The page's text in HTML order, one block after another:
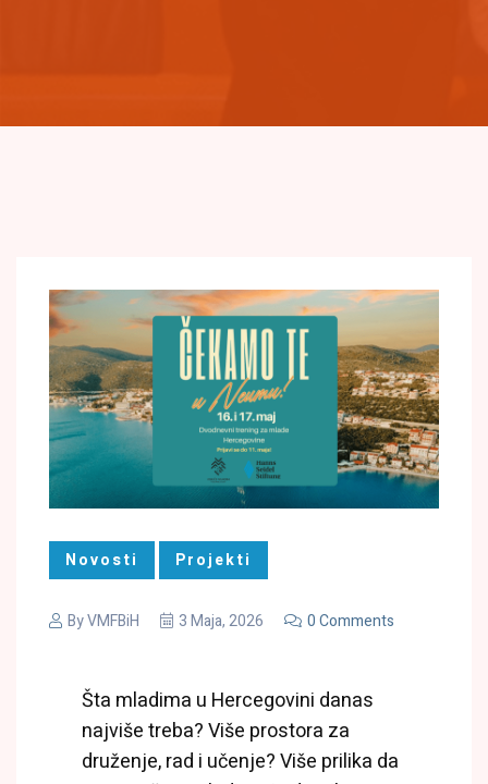
Novosti Projekti
ByVMFBiH 3 Maja, 2026 0 Comments
Šta mladima u Hercegovini danas
najviše treba? Više prostora za
druženje, rad i učenje? Više prilika da